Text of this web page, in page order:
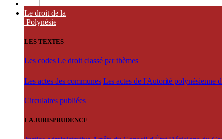
Le droit de la
Polynésie
LES TEXTES
Les codes Le droit classé par thèmes
Les actes des communes Les actes de l'Autorité polynésienne
Circulaires publiées
LA JURISPRUDENCE